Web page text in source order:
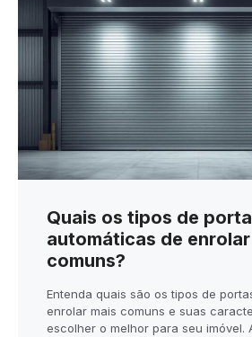
Quais os tipos de
automáticas de enrolar
comuns?
Entenda quais são os tipos de
enrolar mais comuns e suas
escolher o melhor para seu imóvel.